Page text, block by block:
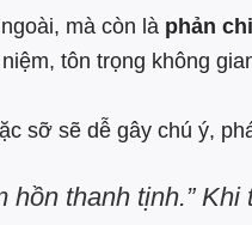
mà còn là phản
tôn trọng không
sỡ sẽ dễ gây chú ý,
hồn thanh tịnh.”